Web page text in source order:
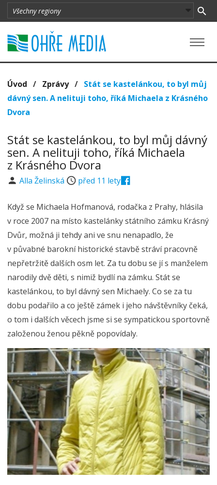
Úvod / Zprávy/ Stát se kastelánkou, to byl můj
dávný sen. A nelituji toho, říká Michaela z Krásného
Dvora
Stát se kastelánkou, to byl můj dávný
sen. A nelituji toho, říká Michaela
z Krásného Dvora
Alla Želinská před 11 lety
Když se Michaela Hofmanová, rodačka z Prahy, hlásila
v roce 2007 na místo kastelánky státního zámku Krásný
Dvůr, možná ji tehdy ani ve snu nenapadlo, že
v půvabné barokní historické stavbě stráví pracovně
nepřetržitě dalších osm let. Za tu dobu se jí s manželem
narodily dvě děti, s nimiž bydlí na zámku. Stát se
kastelánkou, to byl dávný sen Michaely. Co se za tu
dobu podařilo a co ještě zámek i jeho návštěvníky čeká,
o tom i dalších věcech jsme si se sympatickou sportovně
založenou ženou pěkně popovídaly.